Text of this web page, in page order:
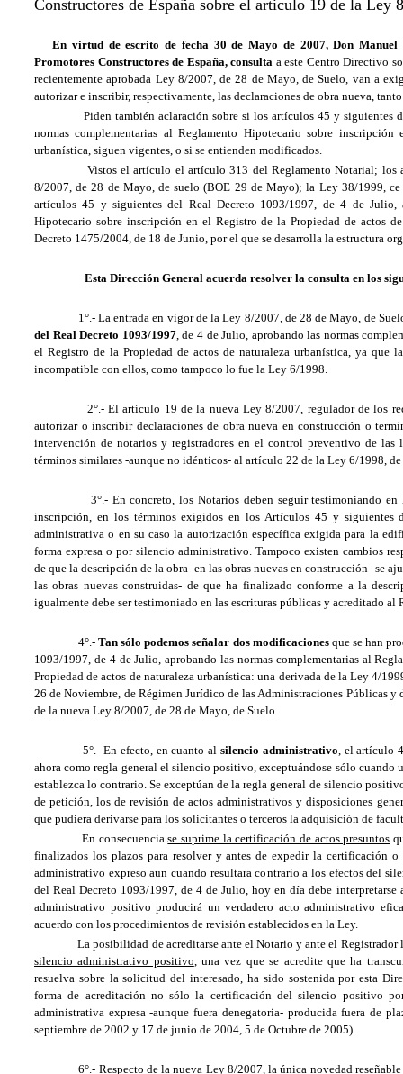
Constructores de España sobre el articulo 19 de la Ley
En virtud de escrito de fecha 30 de Mayo de 2007, Don
Promotores Constructores de España, consulta a este Centro Directivo
recientemente aprobada Ley 8/2007, de 28 de Mayo, de Suelo, van a
autorizar e inscribir, respectivamente, las declaraciones de obra nueva,
Piden también aclaración sobre si los artículos 45 y siguientes
normas complementarias al Reglamento Hipotecario sobre
urbanística, siguen vigentes, o si se entienden modificados.
Vistos el artículo el artículo 313 del Reglamento Notarial; los
8/2007, de 28 de Mayo, de suelo (BOE 29 de Mayo); la Ley 38/1999,
artículos 45 y siguientes del Real Decreto 1093/1997, de 4 de Julio,
Hipotecario sobre inscripción en el Registro de la Propiedad de actos
Decreto 1475/2004, de 18 de Junio, por el que se desarrolla la estructura
Esta Dirección General acuerda resolver la consulta en los
1°.- La entrada en vigor de la Ley 8/2007, de 28 de Mayo, de
del Real Decreto 1093/1997, de 4 de Julio, aprobando las normas
el Registro de la Propiedad de actos de naturaleza urbanística, ya que
incompatible con ellos, como tampoco lo fue la Ley 6/1998.
2°.- El artículo 19 de la nueva Ley 8/2007, regulador de los
autorizar o inscribir declaraciones de obra nueva en construcción o
intervención de notarios y registradores en el control preventivo de
términos similares -aunque no idénticos- al artículo 22 de la Ley 6/1998,
3°.- En concreto, los Notarios deben seguir testimoniando en
inscripción, en los términos exigidos en los Artículos 45 y
administrativa o en su caso la autorización específica exigida para la
forma expresa o por silencio administrativo. Tampoco existen cambios
de que la descripción de la obra -en las obras nuevas en construcción- se
las obras nuevas construidas- de que ha finalizado conforme a la
igualmente debe ser testimoniado en las escrituras públicas y acreditado al
4°.- Tan sólo podemos señalar dos modificacionesque se han
1093/1997, de 4 de Julio, aprobando las normas complementarias al
Propiedad de actos de naturaleza urbanística: una derivada de la Ley 4/
26 de Noviembre, de Régimen Jurídico de las Administraciones Públicas
de la nueva Ley 8/2007, de 28 de Mayo, de Suelo.
5°.- En efecto, en cuanto al silencio administrativo , el artículo
ahora como regla general el silencio positivo, exceptuándose sólo cuando
establezca lo contrario. Se exceptúan de la regla general de silencio
de petición, los de revisión de actos administrativos y disposiciones
que pudiera derivarse para los solicitantes o terceros la adquisición de
En consecuenciase suprime la certificación de actos presuntos
finalizados los plazos para resolver y antes de expedir la certificación
administrativo expreso aun cuando resultara contrario a los efectos del
del Real Decreto 1093/1997, de 4 de Julio, hoy en día debe
administrativo positivo producirá un verdadero acto administrativo
acuerdo con los procedimientos de revisión establecidos en la Ley.
La posibilidad de acreditarse ante el Notario y ante el Registrador
silencio administrativo positivo , una vez que se acredite que ha
resuelva sobre la solicitud del interesado, ha sido sostenida por esta
forma de acreditación no sólo la certificación del silencio positivo
administrativa expresa -aunque fuera denegatoria- producida fuera de
septiembre de 2002 y 17 de junio de 2004, 5 de Octubre de 2005).
6°.- Respecto de la nueva Ley 8/2007, la única novedad reseñable